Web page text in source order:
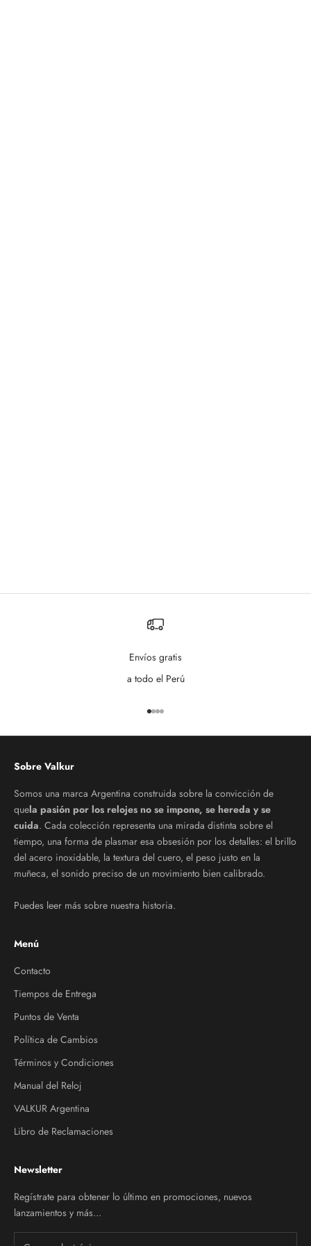
Envíos gratis
a todo el Perú
Ir al artículo 1
Ir al artículo 2
Ir al artículo 3
Ir al artículo 4
Sobre Valkur
Somos una marca Argentina construida sobre la convicción de
quela pasión por los relojes no se impone, se hereda y se
cuida. Cada colección representa una mirada distinta sobre el
tiempo, una forma de plasmar esa obsesión por los detalles: el brillo
del acero inoxidable, la textura del cuero, el peso justo en la
muñeca, el sonido preciso de un movimiento bien calibrado.
Puedes leer más sobre nuestra historia.
Menú
Contacto
Tiempos de Entrega
Puntos de Venta
Política de Cambios
Términos y Condiciones
Manual del Reloj
VALKUR Argentina
Libro de Reclamaciones
Newsletter
Regístrate para obtener lo último en promociones, nuevos
lanzamientos y más...